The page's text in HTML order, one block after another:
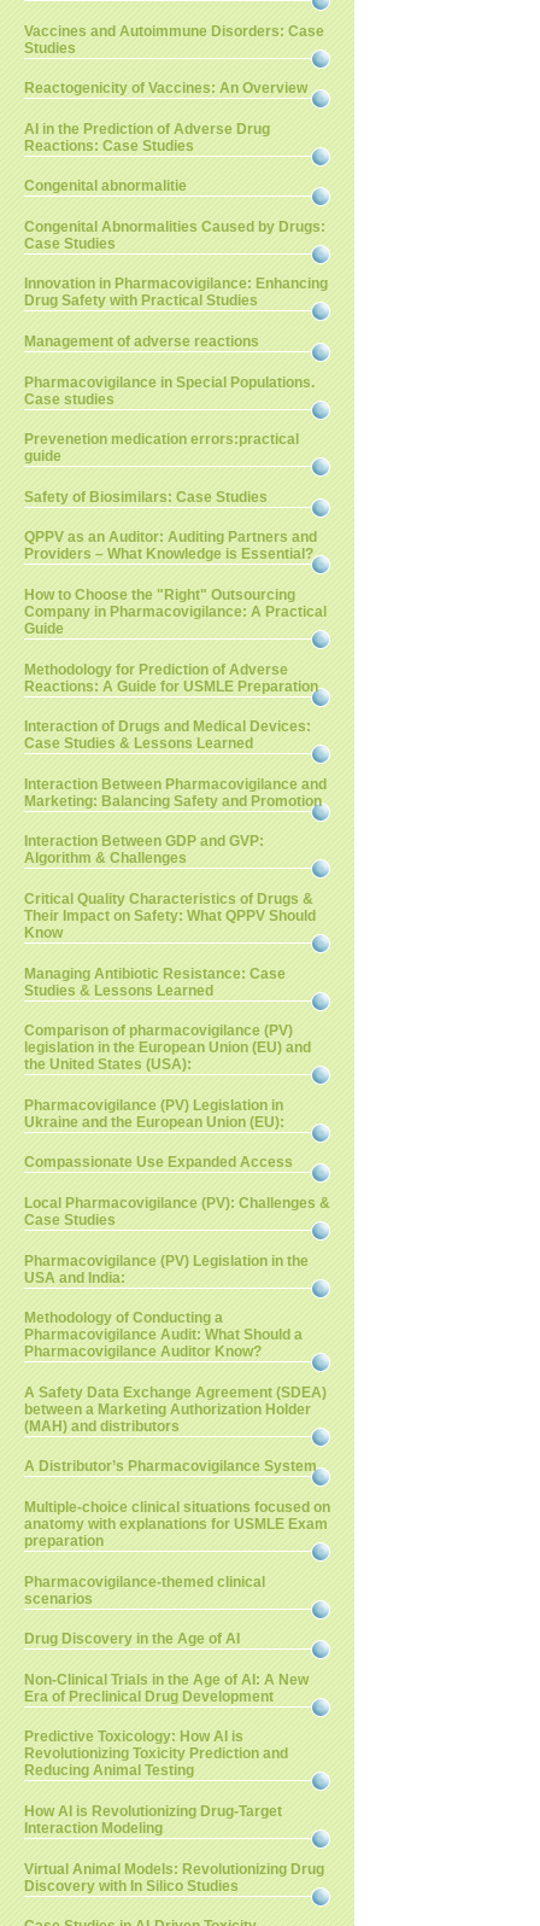
Vaccines and Autoimmune Disorders: Case
Studies
Reactogenicity of Vaccines: An Overview
AI in the Prediction of Adverse Drug
Reactions: Case Studies
Congenital abnormalitie
Congenital Abnormalities Caused by Drugs:
Case Studies
Innovation in Pharmacovigilance: Enhancing
Drug Safety with Practical Studies
Management of adverse reactions
Pharmacovigilance in Special Populations.
Case studies
Prevenetion medication errors:practical
guide
Safety of Biosimilars: Case Studies
QPPV as an Auditor: Auditing Partners and
Providers – What Knowledge is Essential?
How to Choose the "Right" Outsourcing
Company in Pharmacovigilance: A Practical
Guide
Methodology for Prediction of Adverse
Reactions: A Guide for USMLE Preparation
Interaction of Drugs and Medical Devices:
Case Studies & Lessons Learned
Interaction Between Pharmacovigilance and
Marketing: Balancing Safety and Promotion
Interaction Between GDP and GVP:
Algorithm & Challenges
Critical Quality Characteristics of Drugs &
Their Impact on Safety: What QPPV Should
Know
Managing Antibiotic Resistance: Case
Studies & Lessons Learned
Comparison of pharmacovigilance (PV)
legislation in the European Union (EU) and
the United States (USA):
Pharmacovigilance (PV) Legislation in
Ukraine and the European Union (EU):
Compassionate Use Expanded Access
Local Pharmacovigilance (PV): Challenges &
Case Studies
Pharmacovigilance (PV) Legislation in the
USA and India:
Methodology of Conducting a
Pharmacovigilance Audit: What Should a
Pharmacovigilance Auditor Know?
A Safety Data Exchange Agreement (SDEA)
between a Marketing Authorization Holder
(MAH) and distributors
A Distributor’s Pharmacovigilance System
Multiple-choice clinical situations focused on
anatomy with explanations for USMLE Exam
preparation
Pharmacovigilance-themed clinical
scenarios
Drug Discovery in the Age of AI
Non-Clinical Trials in the Age of AI: A New
Era of Preclinical Drug Development
Predictive Toxicology: How AI is
Revolutionizing Toxicity Prediction and
Reducing Animal Testing
How AI is Revolutionizing Drug-Target
Interaction Modeling
Virtual Animal Models: Revolutionizing Drug
Discovery with In Silico Studies